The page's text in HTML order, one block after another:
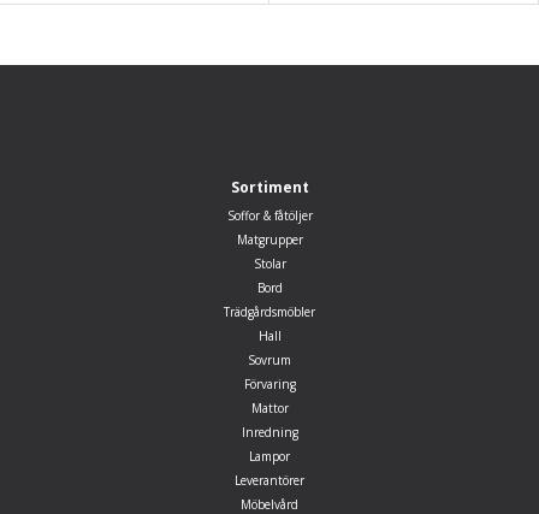
Sortiment
Soffor & fåtöljer
Matgrupper
Stolar
Bord
Trädgårdsmöbler
Hall
Sovrum
Förvaring
Mattor
Inredning
Lampor
Leverantörer
Möbelvård